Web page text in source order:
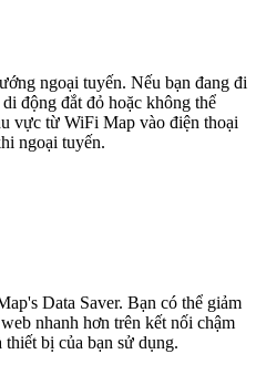
ngoại tuyến. Nếu bạn đang đi
động đắt đỏ hoặc không thể
vực từ WiFi Map vào điện thoại
ngoại tuyến.
Data Saver. Bạn có thể giảm
nhanh hơn trên kết nối chậm
bị của bạn sử dụng.